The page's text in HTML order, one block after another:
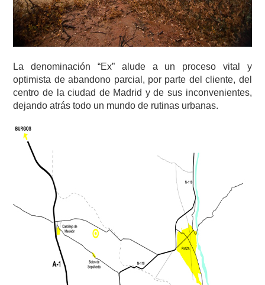
La denominación “Ex” alude a un proceso vital y
optimista de abandono parcial, por parte del cliente, del
centro de la ciudad de Madrid y de sus inconvenientes,
dejando atrás todo un mundo de rutinas urbanas.